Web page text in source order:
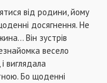
від родини, йому
досягнення. Не
Він зустрів
весело
виглядала
Бо щоденні